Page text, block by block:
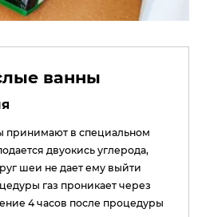
ванны
принимают в специальном
двуокись углерода,
шеи не дает ему выйти
газ проникает через
4 часов после процедуры